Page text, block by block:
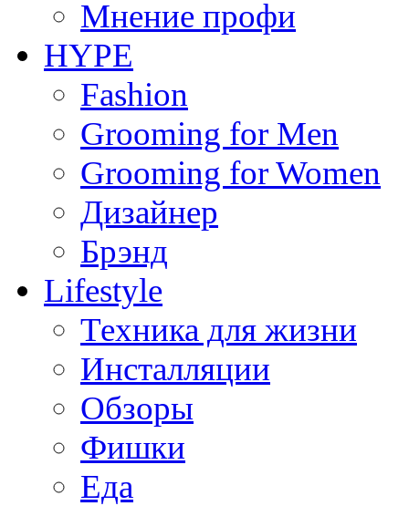
Мнение профи
HYPE
Fashion
Grooming for Men
Grooming for Women
Дизайнер
Брэнд
Lifestyle
Техника для жизни
Инсталляции
Обзоры
Фишки
Еда